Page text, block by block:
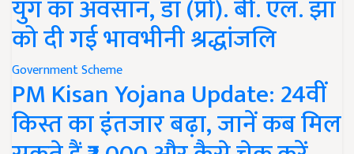
युग का अवसान, डॉ (प्रो). बी. एल. झा
को दी गई भावभीनी श्रद्धांजलि
Government Scheme
PM Kisan Yojana Update: 24वीं
किस्त का इंतजार बढ़ा, जानें कब मिल